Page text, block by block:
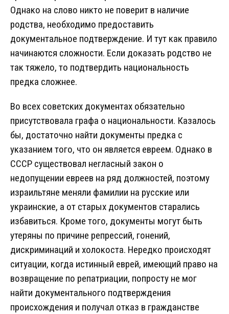
Однако на слово никто не поверит в наличие
родства, необходимо предоставить
документальное подтверждение. И тут как правило
начинаются сложности. Если доказать родство не
так тяжело, то подтвердить национальность
предка сложнее.
Во всех советских документах обязательно
присутствовала графа о национальности. Казалось
бы, достаточно найти документы предка с
указанием того, что он является евреем. Однако в
СССР существовал негласный закон о
недопущении евреев на ряд должностей, поэтому
израильтяне меняли фамилии на русские или
украинские, а от старых документов старались
избавиться. Кроме того, документы могут быть
утеряны по причине репрессий, гонений,
дискриминаций и холокоста. Нередко происходят
ситуации, когда истинный еврей, имеющий право на
возвращение по репатриации, попросту не мог
найти документального подтверждения
происхождения и получал отказ в гражданстве